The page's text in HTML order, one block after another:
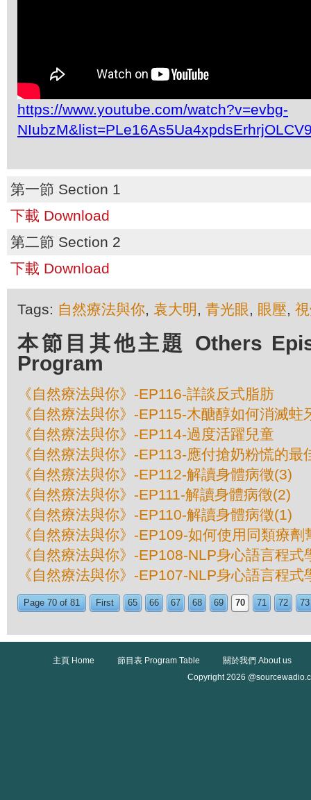
https://www.youtube.com/watch?v=evbg-
第一節 Section 1
下載 Download
第二節 Section 2
下載 Download
Tags: 自然療法與你, 袁大明 , 青光眼, 眼壓,
本節目其他主題 Others
Program
《自然療法與你》-EP116-詳談反式脂肪
《自然療法與你》-EP115-木醣醇如何消滅蛀
《自然療法與你》-EP114-過度活躍兒童
《自然療法與你》-EP113-應付搶奶粉慌的最
《自然療法與你》-EP112-解讀身體病徵(3)
《自然療法與你》-EP111-解讀身體病徵(2)
《自然療法與你》-EP110-解讀身體病徵(1)
《自然療法與你》-EP109-如何使用同類療
《自然療法與你》-EP108-NLP身心語言程式
《自然療法與你》-EP107-NLP身心語言程式
Page 70 of 81 First 65 66 67 68 69 70 71 72 73
主頁 Home 節目表 Program Table
關於我們 About us
Copyright 2026